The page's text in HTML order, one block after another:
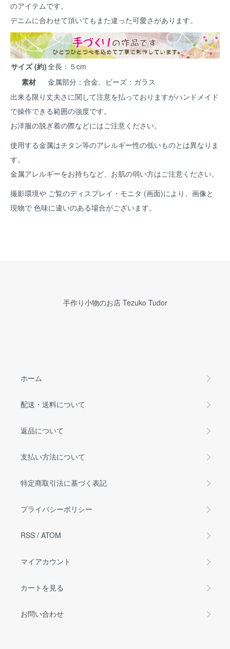
のアイテムです。
デニムに合わせて頂いてもまた違った可愛さがあります。
サイズ (約)全長：５cm
素材
金属部分：合金、ビーズ：ガラス
出来る限り丈夫さに関して注意を払っておりますがハンドメイド
で操作できる範囲の強度です。
お洋服の脱ぎ着の際などにはご注意ください。
使用する金属はチタン等のアレルギー性の低いものとは異なりま
す。
金属アレルギーをお持ちなど、お肌の弱い方はご注意ください。
撮影環境や ご覧のディスプレイ・モニタ (画面)により、画像と
現物で 色味に違いのある場合がございます。
手作り小物のお店 Tezuko Tudor
ホーム
配送・送料について
返品について
支払い方法について
特定商取引法に基づく表記
プライバシーポリシー
RSS / ATOM
マイアカウント
カートを見る
お問い合わせ